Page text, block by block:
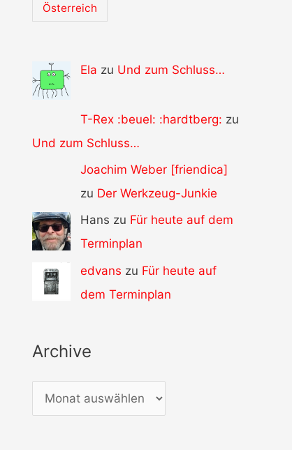
Österreich
Ela zu Und zum Schluss…
T-Rex :beuel: :hardtberg: zu
Und zum Schluss…
Joachim Weber [friendica]
Der Werkzeug-Junkie
Hans zu Für heute auf dem
Terminplan
edvans zu Für heute auf
dem Terminplan
Archive
r